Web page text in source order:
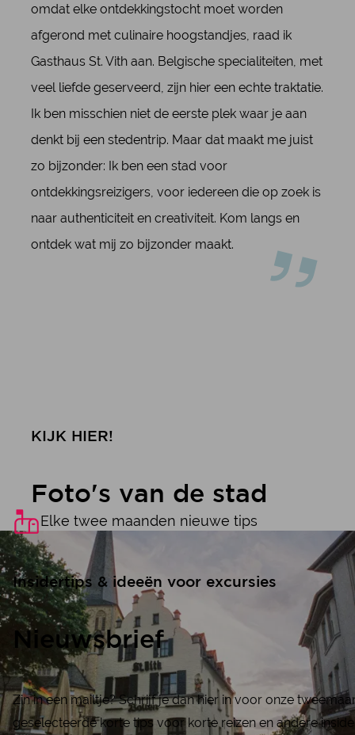
omdat elke ontdekkingstocht moet worden
afgerond met culinaire hoogstandjes, raad ik
Gasthaus St. Vith aan. Belgische specialiteiten, met
veel liefde geserveerd, zijn hier een echte traktatie.
Ik ben misschien niet de eerste plek waar je aan
denkt bij een stedentrip. Maar dat maakt me juist
zo bijzonder: Ik ben een stad voor
ontdekkingsreizigers, voor iedereen die op zoek is
naar authenticiteit en creativiteit. Kom langs en
ontdek wat mij zo bijzonder maakt.
KIJK HIER!
Foto's van de stad
Elke twee maanden nieuwe tips
Insidertips & ideeën voor excursies
Nieuwsbrief
Zin in een mailtje? Schrijf je dan hier in voor onze
geselecteerde korte tips voor korte reizen en andere